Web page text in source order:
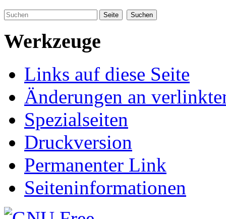
Werkzeuge
Links auf diese Seite
Änderungen an
Spezialseiten
Druckversion
Permanenter Link
Seiteninformationen